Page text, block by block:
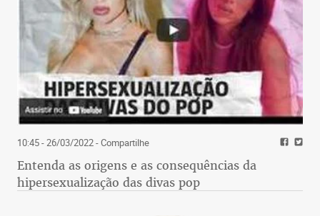
10:45 - 26/03/2022- Compartilhe
Entenda as origens e as consequências da
hipersexualização das divas pop